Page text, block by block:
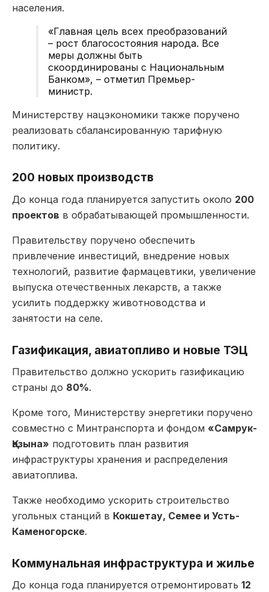
населения.
«Главная цель всех преобразований
– рост благосостояния народа. Все
меры должны быть
скоординированы с Национальным
Банком», – отметил Премьер-
министр.
Министерству нацэкономики также поручено
реализовать сбалансированную тарифную
политику.
200 новых производств
До конца года планируется запустить около 200
проектов в обрабатывающей промышленности.
Правительству поручено обеспечить
привлечение инвестиций, внедрение новых
технологий, развитие фармацевтики, увеличение
выпуска отечественных лекарств, а также
усилить поддержку животноводства и
занятости на селе.
Газификация, авиатопливо и новые ТЭЦ
Правительство должно ускорить газификацию
страны до 80%.
Кроме того, Министерству энергетики поручено
совместно с Минтранспорта и фондом «Самрук-
Қазына» подготовить план развития
инфраструктуры хранения и распределения
авиатоплива.
Также необходимо ускорить строительство
угольных станций в Кокшетау, Семее и Усть-
Каменогорске.
Коммунальная инфраструктура и жилье
До конца года планируется отремонтировать 12